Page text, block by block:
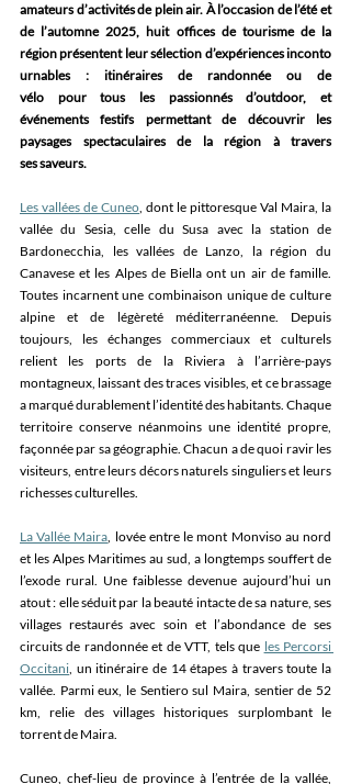
amateurs d’activités de plein air. À l’occasion de l’été et
de l’automne 2025, huit offices de tourisme de la
région présentent leur sélection d’expériences inconto
urnables : itinéraires de randonnée ou de
vélo pour tous les passionnés d’outdoor, et
événements festifs permettant de découvrir les
paysages spectaculaires de la région à travers
ses saveurs.
Les vallées de Cuneo, dont le pittoresque Val Maira, la
vallée du Sesia, celle du Susa avec la station de
Bardonecchia, les vallées de Lanzo, la région du
Canavese et les Alpes de Biella ont un air de famille.
Toutes incarnent une combinaison unique de culture
alpine et de légèreté méditerranéenne. Depuis
toujours, les échanges commerciaux et culturels
relient les ports de la Riviera à l’arrière-pays
montagneux, laissant des traces visibles, et ce brassage
a marqué durablement l’identité des habitants. Chaque
territoire conserve néanmoins une identité propre,
façonnée par sa géographie. Chacun a de quoi ravir les
visiteurs, entre leurs décors naturels singuliers et leurs
richesses culturelles.
La Vallée Maira, lovée entre le mont Monviso au nord
et les Alpes Maritimes au sud, a longtemps souffert de
l’exode rural. Une faiblesse devenue aujourd’hui un
atout : elle séduit par la beauté intacte de sa nature, ses
villages restaurés avec soin et l’abondance de ses
circuits de randonnée et de VTT, tels que les Percorsi
Occitani, un itinéraire de 14 étapes à travers toute la
vallée. Parmi eux, le Sentiero sul Maira, sentier de 52
km, relie des villages historiques surplombant le
torrent de Maira.
Cuneo, chef-lieu de province à l’entrée de la vallée,